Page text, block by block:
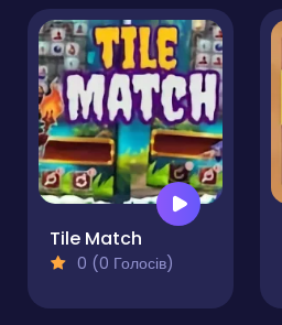
Tile Match
0 (0 Голосів)